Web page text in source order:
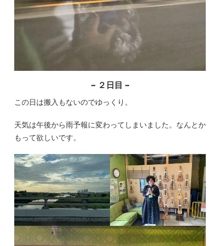
– ２日目 –
この日は搬入もないのでゆっくり。
天気は午後から雨予報に変わってしまいました。なんとか
もって欲しいです。